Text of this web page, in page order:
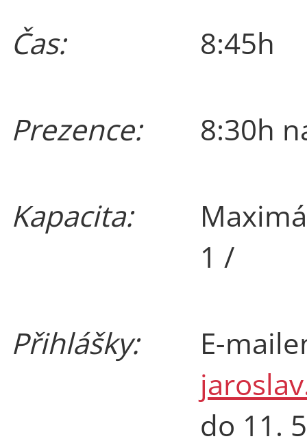
Čas: 8:45h
Prezence: 8:30h
Kapacita:
1 /
Přihlášky:
E-
do 11.